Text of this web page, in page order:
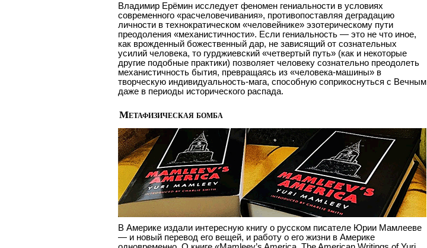
Владимир Ерёмин исследует феномен гениальности в условиях
современного «расчеловечивания», противопоставляя деградацию
личности в технократическом «человейнике» эзотерическому пути
преодоления «механистичности». Если гениальность — это не что иное,
как врожденный божественный дар, не зависящий от сознательных
усилий человека, то гурджиевский «четвертый путь» (как и некоторые
другие подобные практики) позволяет человеку сознательно преодолеть
механистичность бытия, превращаясь из «человека-машины» в
творческую индивидуальность-мага, способную соприкоснуться с Вечным
даже в периоды исторического распада.
Метафизическая бомба
В Америке издали интересную книгу о русском писателе Юрии Мамлееве
— и новый перевод его вещей, и работу о его жизни в Америке